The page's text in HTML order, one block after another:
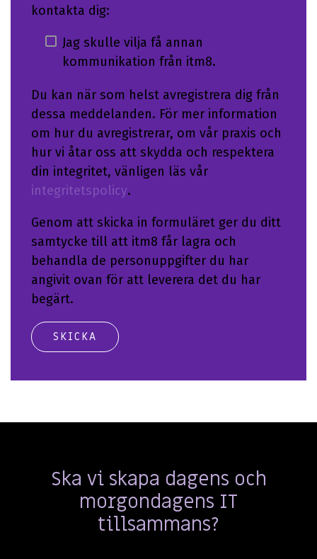
kontakta dig:
Jag skulle vilja få annan
kommunikation från itm8.
Du kan när som helst avregistrera dig från
dessa meddelanden. För mer information
om hur du avregistrerar, om vår praxis och
hur vi åtar oss att skydda och respektera
din integritet, vänligen läs vår
integritetspolicy.
Genom att skicka in formuläret ger du ditt
samtycke till att itm8 får lagra och
behandla de personuppgifter du har
angivit ovan för att leverera det du har
begärt.
Ska vi skapa dagens och
morgondagens IT
tillsammans?